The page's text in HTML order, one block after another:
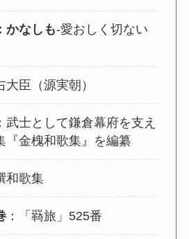
かなしも‐愛おしく切ない
大臣（源実朝）
：武士として鎌倉幕府を支え
『金槐和歌集』を編纂
和歌集
：「羇旅」525番